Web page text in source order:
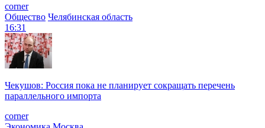
corner
Общество Челябинская область
16:31
Чекушов: Россия пока не планирует сокращать перечень
параллельного импорта
corner